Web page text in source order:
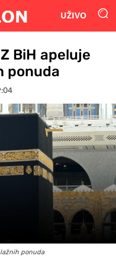
UŽIVO
BiH apeluje
ponuda
ponuda